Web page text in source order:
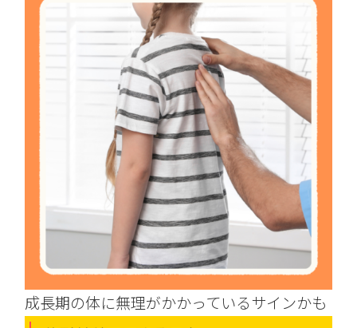
成長期の体に無理がかかっているサインかも